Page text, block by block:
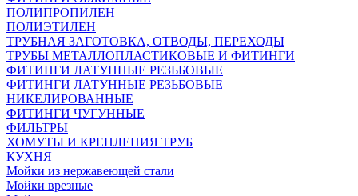
ПОЛИПРОПИЛЕН
ПОЛИЭТИЛЕН
ТРУБНАЯ ЗАГОТОВКА, ОТВОДЫ, ПЕРЕХОДЫ
ТРУБЫ МЕТАЛЛОПЛАСТИКОВЫЕ И ФИТИНГИ
ФИТИНГИ ЛАТУННЫЕ РЕЗЬБОВЫЕ
ФИТИНГИ ЛАТУННЫЕ РЕЗЬБОВЫЕ
НИКЕЛИРОВАННЫЕ
ФИТИНГИ ЧУГУННЫЕ
ФИЛЬТРЫ
ХОМУТЫ И КРЕПЛЕНИЯ ТРУБ
КУХНЯ
Мойки из нержавеющей стали
Мойки врезные